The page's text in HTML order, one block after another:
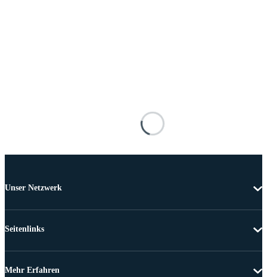
Unser Netzwerk
Seitenlinks
Mehr Erfahren